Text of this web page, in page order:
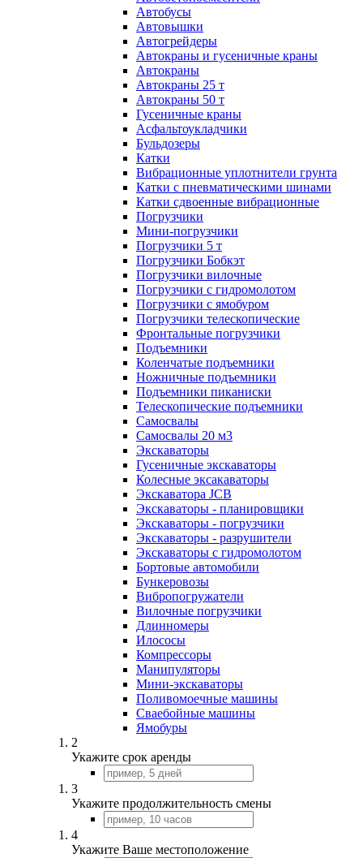
Автобусы
Автовышки
Автогрейдеры
Автокраны и гусеничные краны
Автокраны
Автокраны 25 т
Автокраны 50 т
Гусеничные краны
Асфальтоукладчики
Бульдозеры
Катки
Вибрационные уплотнители грунта
Катки с пневматическими шинами
Катки сдвоенные вибрационные
Погрузчики
Мини-погрузчики
Погрузчики 5 т
Погрузчики Бобкэт
Погрузчики вилочные
Погрузчики с гидромолотом
Погрузчики с ямобуром
Погрузчики телескопические
Фронтальные погрузчики
Подъемники
Коленчатые подъемники
Ножничные подъемники
Подъемники пиканиски
Телескопические подъемники
Самосвалы
Самосвалы 20 м3
Экскаваторы
Гусеничные экскаваторы
Колесные эксакаваторы
Экскаватора JCB
Экскаваторы - планировщики
Экскаваторы - погрузчики
Экскаваторы - разрушители
Экскаваторы с гидромолотом
Бортовые автомобили
Бункеровозы
Вибропогружатели
Вилочные погрузчики
Длинномеры
Илососы
Компрессоры
Манипуляторы
Мини-экскаваторы
Поливомоечные машины
Сваебойные машины
Ямобуры
2
Укажите срок аренды
3
Укажите продолжительность смены
4
Укажите Ваше местоположение